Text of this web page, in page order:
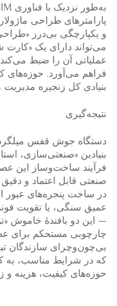
پارامترهای طراحی
و یکپارچگی بی‌درز
می‌تواند دارای یک «کارت
عملیاتی آن را ضبط
فراهم می‌آورد. حوزه‌های
بنیادی کل زنجیره
نتیجه‌گیری
دستگاه جوش قفس میلگرد
بنیادین «صنعتی‌سازی،
فرآیند ساخت‌وساز این
صنعتی قابل اعتماد و
در ساخت پنجره‌های عبور
عمیق سنگی، یا تقویت
— این دو بافندهٔ خاموش
چارچوبی مستحکم برای
بی‌چون‌وچرای سازندگان
که در شرایط مناسب، به
حوزه‌های کیفیت، هزینه و